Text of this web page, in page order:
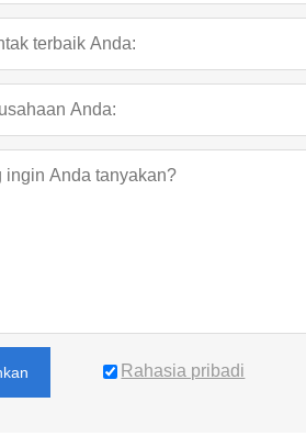
Rahasia pribadi